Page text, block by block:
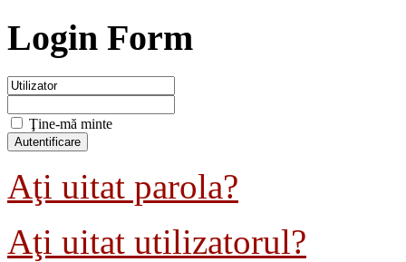
Login Form
Ţine-mă minte
Aţi uitat parola?
Aţi uitat utilizatorul?